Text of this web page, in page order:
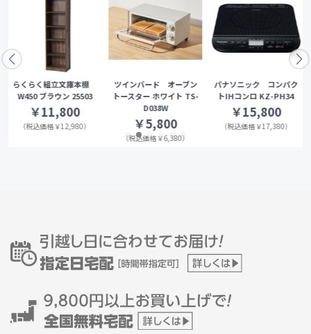
らくらく組立文庫本棚
W450 ブラウン 25503
￥11,800
（税込価格￥12,980）
ツインバード オーブン
トースター ホワイト TS-
D038W
￥5,800
（税込価格￥6,380）
パナソニック コンパク
トIHコンロ KZ-PH34
￥15,800
（税込価格￥17,380）